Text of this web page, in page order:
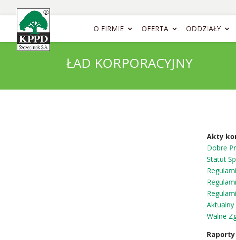
O FIRMIE OFERTA ODDZIAŁY
ŁAD KORPORACYJNY
Akty
Dobre
Statut
Aktualny
Walne